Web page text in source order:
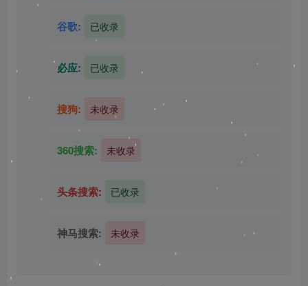
谷歌: 已收录
必应: 已收录
搜狗: 未收录
360搜索: 未收录
头条搜索: 已收录
神马搜索: 未收录